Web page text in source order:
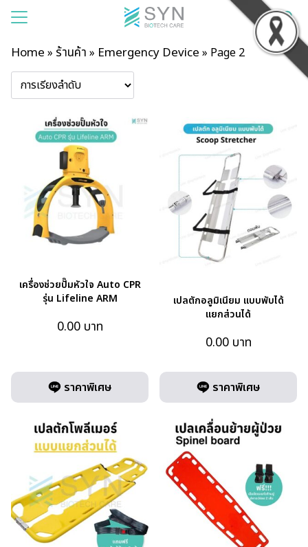
Home » ร้านค้า » Emergency Device » Page 2
เครื่องช่วยปั๊มหัวใจ Auto CPR
รุ่น Lifeline ARM
0.00 บาท
ราคาพิเศษ
เปลตักอลูมิเนียม แบบพับได้
แยกส่วนได้
0.00 บาท
ราคาพิเศษ